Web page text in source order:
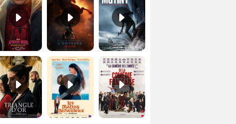
Les Matins merveilleux Bande-annonce VF De la Comédie-Française Teaser VF